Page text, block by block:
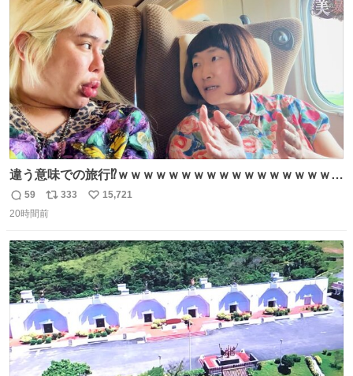
数
違う意味での旅行⁉️ｗｗｗｗｗｗｗｗｗｗｗｗｗｗｗｗｗｗ
ｗ
返
信
59
リ
ポ
ト
数
333
い
数
15,721
20時間前